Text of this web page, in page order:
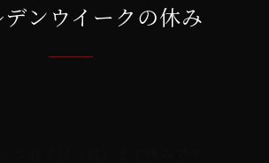
ンウイークの休み